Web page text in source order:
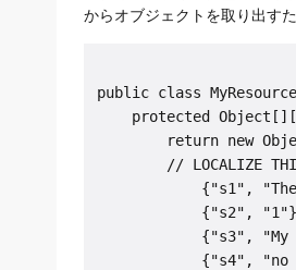
からオブジェクトを取り出す
public class
protected
return new
// LOCALIZE
{"s1",
{"s2",
{"s3", "My
{"s4", "no